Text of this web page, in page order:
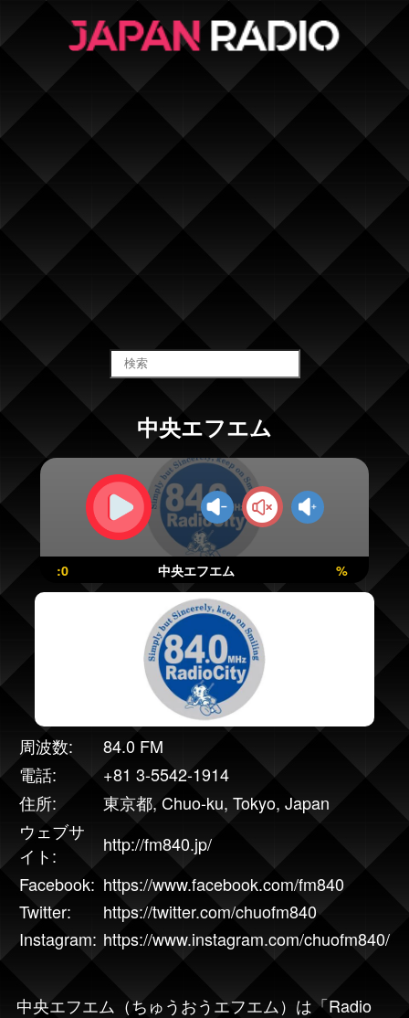
中央エフエム
:0 中央エフエム %
周波数:
84.0 FM
電話:
+81 3-5542-1914
住所:
東京都, Chuo-ku, Tokyo, Japan
ウェブサ
イト:
http://fm840.jp/
Facebook: https://www.facebook.com/fm840
Twitter:
https://twitter.com/chuofm840
Instagram: https://www.instagram.com/chuofm840/
中央エフエム （ちゅうおうエフエム）は「Radio